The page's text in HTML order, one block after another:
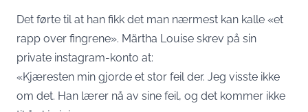
Det førte til at han fikk det man nærmest kan kalle «et
rapp over fingrene». Märtha Louise skrev på sin
private instagram-konto at:
«Kjæresten min gjorde et stor feil der. Jeg visste ikke
om det. Han lærer nå av sine feil, og det kommer ikke